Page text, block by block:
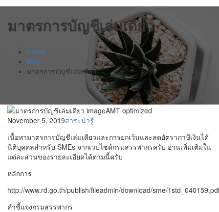
มาตรการบัญชีเล่มเดียว
Home
Blog
มาตรการบัญชีเล่มเดียว
November 5, 2019สาระน่ารู้
เนื้อหามาตรการบัญชีเล่มเดียวและการยกเว้นและลดอัตราภาษีเงินได้
นิติบุคคลสำหรับ SMEs จากเวปไซด์กรมสรรพากรครับ อ่านเพิ่มเติมใน
แต่ละส่วนของรายละเอียดได้ตามนี้ครับ
หลักการ
http://www.rd.go.th/publish/fileadmin/download/sme/
คำชี้แจงกรมสรรพากร